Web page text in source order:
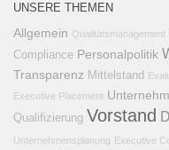
UNSERE THEMEN
Allgemein Qualitätsmanagement
Compliance Personalpolitik
Transparenz Mittelstand
Executive Placement
Qualifizierung Vorstand
Unternehmensplanung Executive